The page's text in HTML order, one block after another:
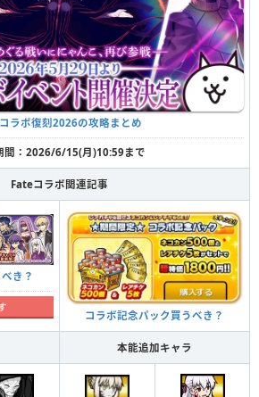
ラボ復刻2026の攻略まとめ
間：2026/6/15(月)10:59まで
Fateコラボ関連記事
き？
コラボ記念パック買うべき？
本能追加キャラ